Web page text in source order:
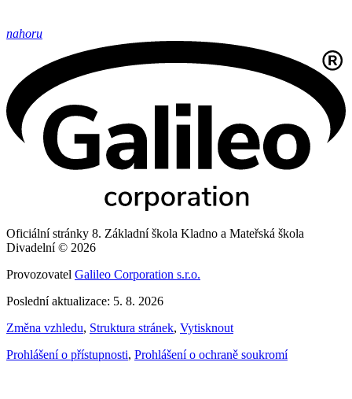
nahoru
Oficiální stránky 8. Základní škola Kladno a Mateřská škola
Divadelní © 2026
Provozovatel Galileo Corporation s.r.o.
Poslední aktualizace: 5. 8. 2026
Změna vzhledu, Struktura stránek, Vytisknout
Prohlášení o přístupnosti, Prohlášení o ochraně soukromí